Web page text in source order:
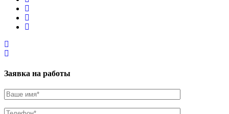
Заявка на работы